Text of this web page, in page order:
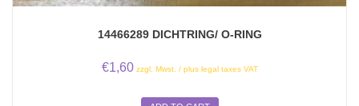
14466289 DICHTRING/ O-RING
€1,60 zzgl. Mwst. / plus legal taxes VAT